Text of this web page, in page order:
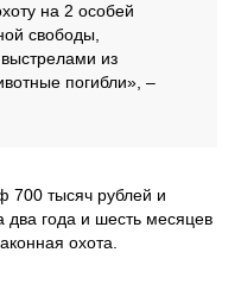
на 2 особей
свободы,
из
погибли», –
700 тысяч рублей и
два года и шесть месяцев
охота.